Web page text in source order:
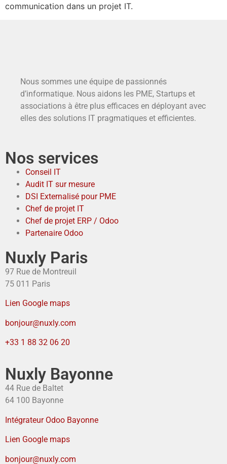
communication dans un projet IT.
Nous sommes une équipe de passionnés
d’informatique. Nous aidons les PME, Startups et
associations à être plus efficaces en déployant avec
elles des solutions IT pragmatiques et efficientes.
Nos services
Conseil IT
Audit IT sur mesure
DSI Externalisé pour PME
Chef de projet IT
Chef de projet ERP / Odoo
Partenaire Odoo
Nuxly Paris
97 Rue de Montreuil
75 011 Paris
Lien Google maps
bonjour@nuxly.com
+33 1 88 32 06 20
Nuxly Bayonne
44 Rue de Baltet
64 100 Bayonne
Intégrateur Odoo Bayonne
Lien Google maps
bonjour@nuxly.com